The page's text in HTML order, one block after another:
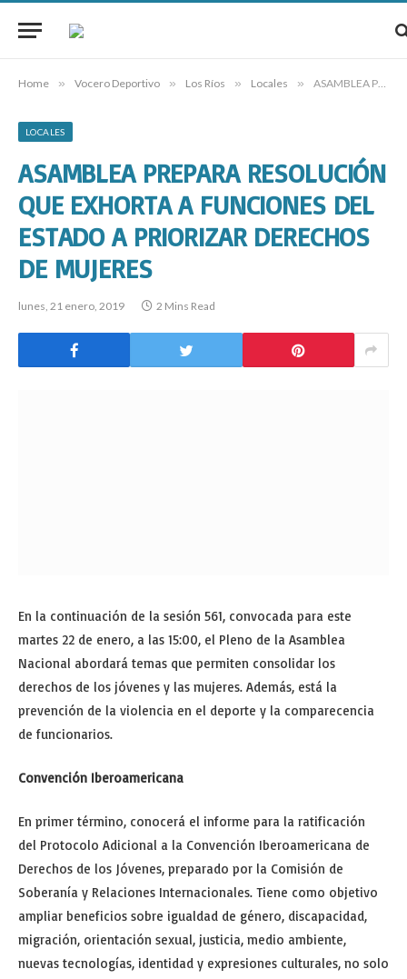
Home » Vocero Deportivo » Los Ríos » Locales » ASAMBLEA PREPARA RESOLUCIÓN QUE EXHORTA A FUNCIONES DEL ESTADO A PRIORIZAR DERECHOS DE MUJERES
LOCALES
ASAMBLEA PREPARA RESOLUCIÓN
QUE EXHORTA A FUNCIONES DEL
ESTADO A PRIORIZAR DERECHOS
DE MUJERES
lunes, 21 enero, 2019 2 Mins Read
En la continuación de la sesión 561, convocada para este
martes 22 de enero, a las 15:00, el Pleno de la Asamblea
Nacional abordará temas que permiten consolidar los
derechos de los jóvenes y las mujeres. Además, está la
prevención de la violencia en el deporte y la comparecencia
de funcionarios.
Convención Iberoamericana
En primer término, conocerá el informe para la ratificación
del Protocolo Adicional a la Convención Iberoamericana de
Derechos de los Jóvenes, preparado por la Comisión de
Soberanía y Relaciones Internacionales. Tiene como objetivo
ampliar beneficios sobre igualdad de género, discapacidad,
migración, orientación sexual, justicia, medio ambiente,
nuevas tecnologías, identidad y expresiones culturales, no solo